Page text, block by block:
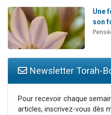
Une
son
Newsletter Torah-
Pour recevoir chaque
articles, inscrivez-vous dès